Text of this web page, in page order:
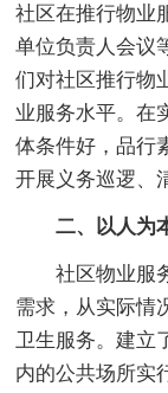
社区在推行物业
单位负责人会议
们对社区推行物
业服务水平。在
体条件好，品行
开展义务巡逻、
二、以人为本
社区物业服务
需求，从实际情
卫生服务。建立
内的公共场所实